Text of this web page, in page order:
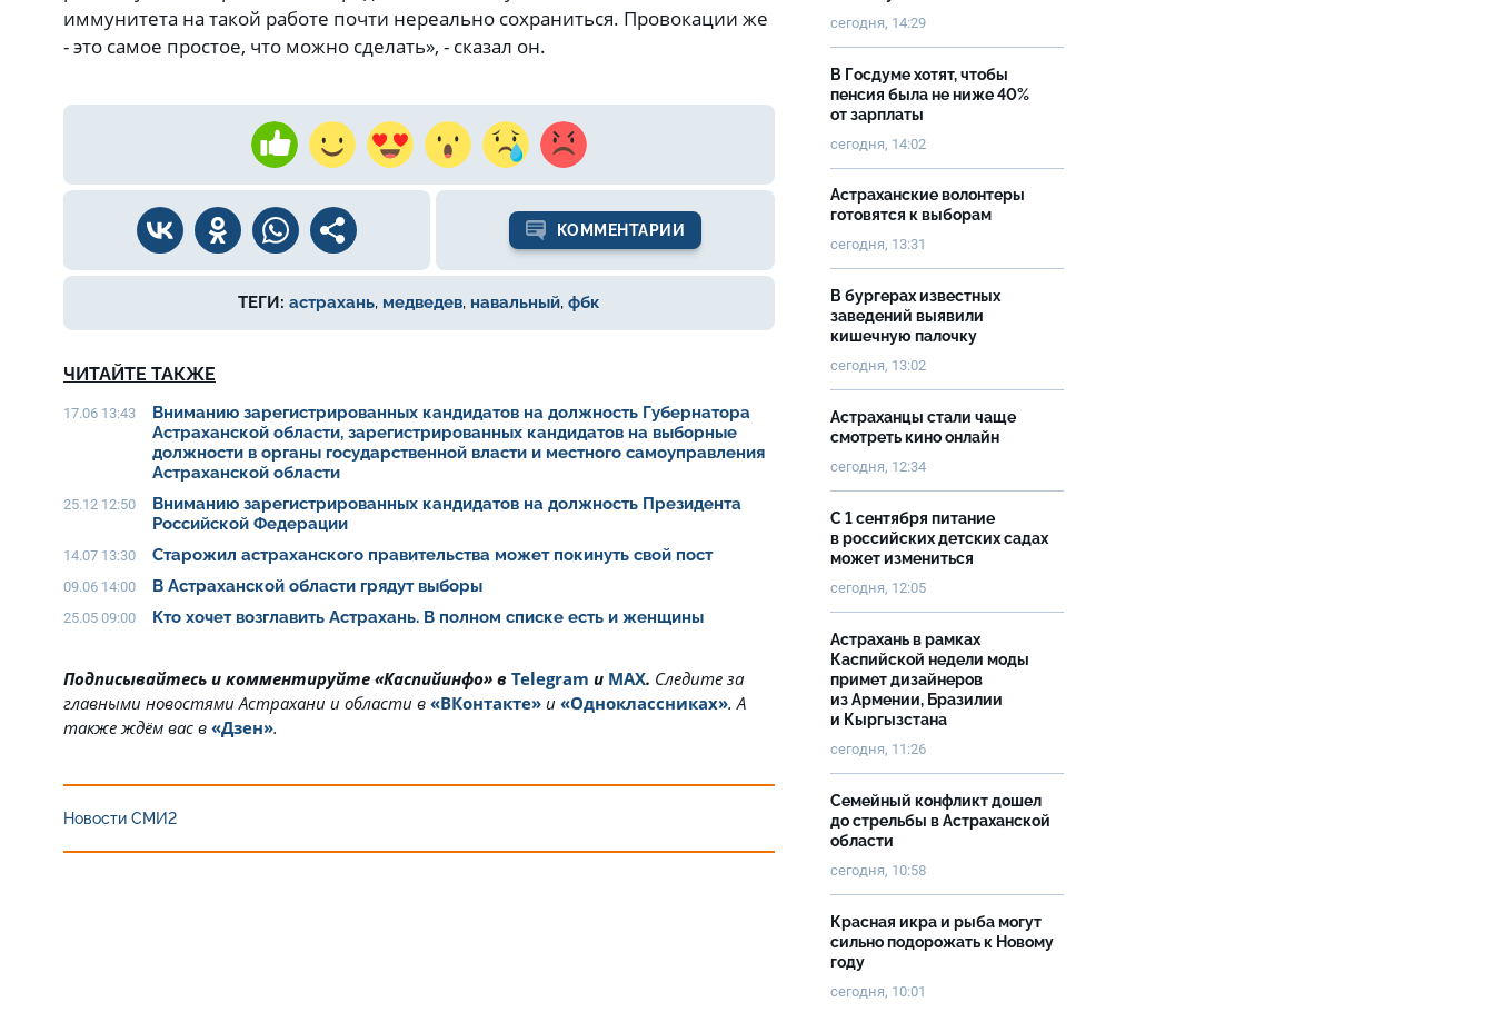
иммунитета на такой работе почти нереально сохраниться. Провокации же
- это самое простое, что можно сделать», - сказал он.
КОММЕНТАРИИ
ТЕГИ: астрахань, медведев, навальный, фбк
ЧИТАЙТЕ ТАКЖЕ
17.06 13:43
Вниманию зарегистрированных кандидатов на должность Губернатора
Астраханской области, зарегистрированных кандидатов на выборные
должности в органы государственной власти и местного самоуправления
Астраханской области
25.12 12:50
Вниманию зарегистрированных кандидатов на должность Президента
Российской Федерации
14.07 13:30 Старожил астраханского правительства может покинуть свой пост
09.06 14:00 В Астраханской области грядут выборы
25.05 09:00 Кто хочет возглавить Астрахань. В полном списке есть и женщины
Подписывайтесь и комментируйте «Каспийинфо» в Telegram и MAX. Cледите за
главными новостями Астрахани и области в «ВКонтакте» и «Одноклассниках». А
также ждём вас в «Дзен».
Новости СМИ2
сегодня, 14:29
В Госдуме хотят, чтобы
пенсия была не ниже 40%
от зарплаты
сегодня, 14:02
Астраханские волонтеры
готовятся к выборам
сегодня, 13:31
В бургерах известных
заведений выявили
кишечную палочку
сегодня, 13:02
Астраханцы стали чаще
смотреть кино онлайн
сегодня, 12:34
С 1 сентября питание
в российских детских садах
может измениться
сегодня, 12:05
Астрахань в рамках
Каспийской недели моды
примет дизайнеров
из Армении, Бразилии
и Кыргызстана
сегодня, 11:26
Семейный конфликт дошел
до стрельбы в Астраханской
области
сегодня, 10:58
Красная икра и рыба могут
сильно подорожать к Новому
году
сегодня, 10:01